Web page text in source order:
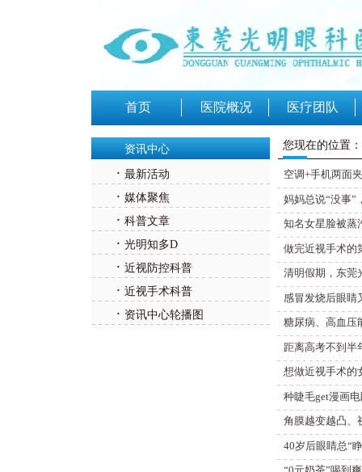
首页 医院概况 医疗团队
资讯中心
· 最新活动
· 媒体聚焦
· 科普文章
· 光明知多D
· 近视防控科普
· 近视手术科普
· 资讯中心轮播图
您现在的位置
空调+手机两面
妈妈总说“没事”
知名女星脸被
做完近视手术的
清明假期，东莞
感冒发烧后眼睛
糖尿病、高血压
距离高考不到半
想做近视手术的
种睫毛get漫画
角膜越变越凸、
40岁后眼睛总“